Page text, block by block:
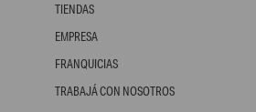
TIENDAS
EMPRESA
FRANQUICIAS
TRABAJÁ CON NOSOTROS